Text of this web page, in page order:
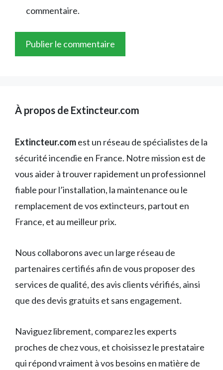
commentaire.
À propos de Extincteur.com
Extincteur.comest un réseau de spécialistes de la
sécurité incendie en France. Notre mission est de
vous aider à trouver rapidement un professionnel
fiable pour l’installation, la maintenance ou le
remplacement de vos extincteurs, partout en
France, et au meilleur prix.
Nous collaborons avec un large réseau de
partenaires certifiés afin de vous proposer des
services de qualité, des avis clients vérifiés, ainsi
que des devis gratuits et sans engagement.
Naviguez librement, comparez les experts
proches de chez vous, et choisissez le prestataire
qui répond vraiment à vos besoins en matière de